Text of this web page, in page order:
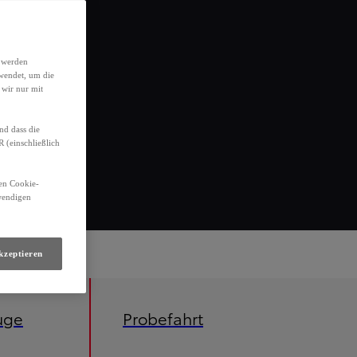
Probefahrt
um die
wir nur mit
dass die
(einschließlich
Cookie-